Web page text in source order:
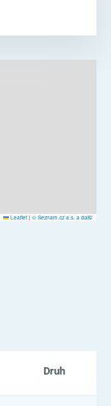
Leaflet | © Seznam.cz a.s. a další
Druh